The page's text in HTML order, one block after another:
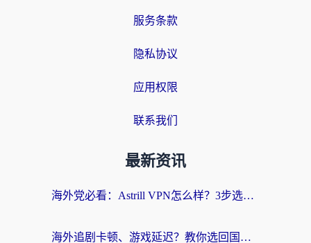
服务条款
隐私协议
应用权限
联系我们
最新资讯
海外党必看：Astrill VPN怎么样？3步选对回国加速器实现无缝刷剧玩游戏
海外追剧卡顿、游戏延迟？教你选回国加速器，附免费加速器试用一小时福利